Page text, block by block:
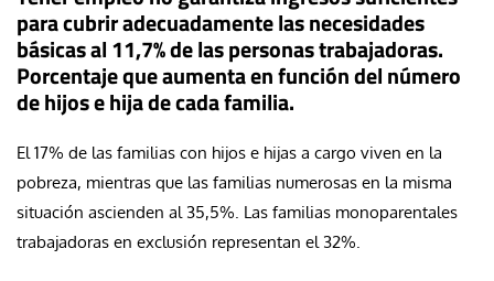
para cubrir adecuadamente las necesidades
básicas al 11,7% de las personas trabajadoras.
Porcentaje que aumenta en función del número
de hijos e hija de cada familia.
El 17% de las familias con hijos e hijas a cargo viven en la
pobreza, mientras que las familias numerosas en la misma
situación ascienden al 35,5%. Las familias monoparentales
trabajadoras en exclusión representan el 32%.